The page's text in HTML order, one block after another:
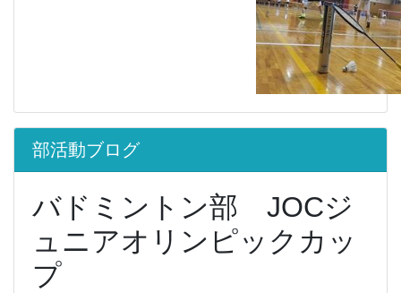
部活動ブログ
バドミントン部 JOCジ
ュニアオリンピックカッ
プ